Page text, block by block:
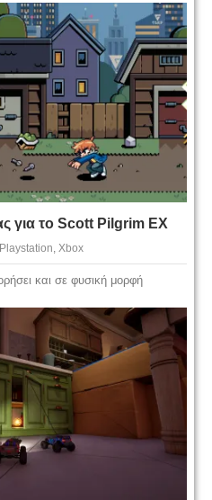
για το Scott Pilgrim EX
Playstation, Xbox
και σε φυσική μορφή